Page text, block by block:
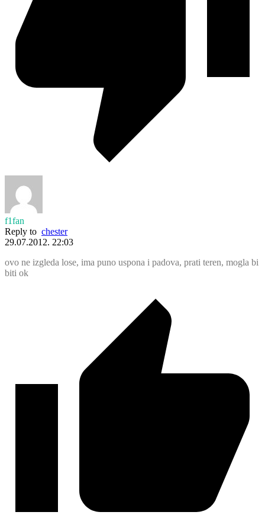
f1fan
Reply to chester
29.07.2012. 22:03
ovo ne izgleda lose, ima puno uspona i padova, prati teren, mogla bi
biti ok